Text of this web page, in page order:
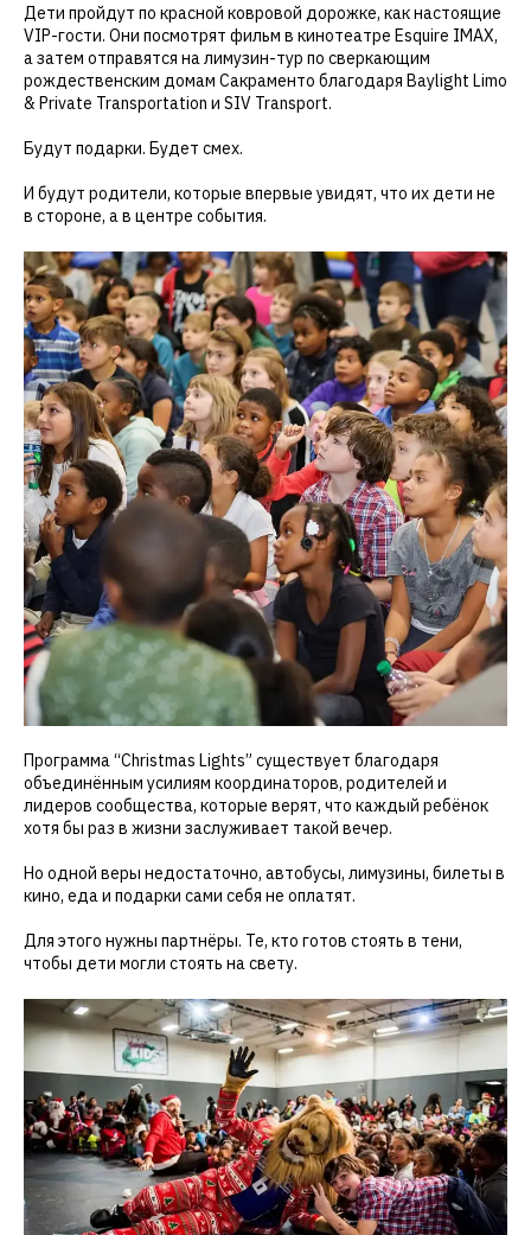
Дети пройдут по красной ковровой дорожке, как настоящие
VIP-гости. Они посмотрят фильм в кинотеатре Esquire IMAX,
а затем отправятся на лимузин-тур по сверкающим
рождественским домам Сакраменто благодаря Baylight Limo
& Private Transportation и SIV Transport.
Будут подарки. Будет смех.
И будут родители, которые впервые увидят, что их дети не
в стороне, а в центре события.
Программа “Christmas Lights” существует благодаря
объединённым усилиям координаторов, родителей и
лидеров сообщества, которые верят, что каждый ребёнок
хотя бы раз в жизни заслуживает такой вечер.
Но одной веры недостаточно, автобусы, лимузины, билеты в
кино, еда и подарки сами себя не оплатят.
Для этого нужны партнёры. Те, кто готов стоять в тени,
чтобы дети могли стоять на свету.